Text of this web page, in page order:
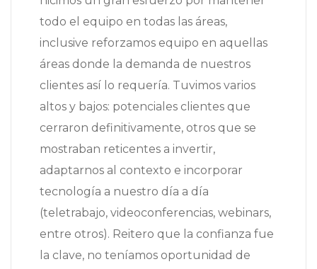
todo el equipo en todas las áreas,
inclusive reforzamos equipo en aquellas
áreas donde la demanda de nuestros
clientes así lo requería. Tuvimos varios
altos y bajos: potenciales clientes que
cerraron definitivamente, otros que se
mostraban reticentes a invertir,
adaptarnos al contexto e incorporar
tecnología a nuestro día a día
(teletrabajo, videoconferencias, webinars,
entre otros). Reitero que la confianza fue
la clave, no teníamos oportunidad de